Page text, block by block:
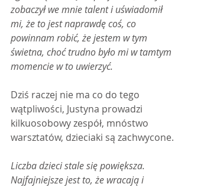
zobaczył we mnie talent i uświadomił
mi, że to jest naprawdę coś, co
powinnam robić, że jestem w tym
świetna, choć trudno było mi w tamtym
momencie w to uwierzyć.
Dziś raczej nie ma co do tego
wątpliwości, Justyna prowadzi
kilkuosobowy zespół, mnóstwo
warsztatów, dzieciaki są zachwycone.
Liczba dzieci stale się powiększa.
Najfajniejsze jest to, że wracają i